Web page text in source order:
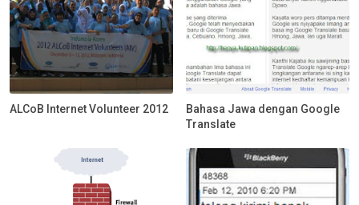
ALCoB Internet Volunteer 2012
Bahasa Jawa dengan Google
Translate